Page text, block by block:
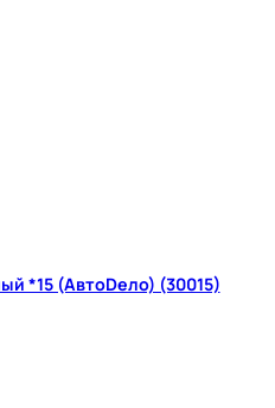
*15 (АвтоDело) (30015)